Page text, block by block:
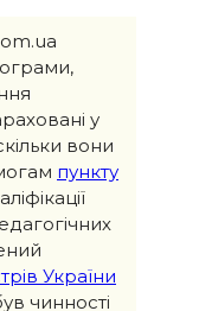
у
вони
пункту
України
чинності